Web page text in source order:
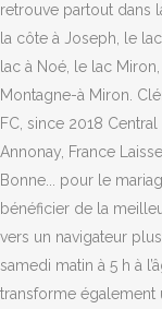
retrouve partout dans
la côte à Joseph, le
lac à Noé, le lac
Montagne-à Miron.
FC, since 2018
Annonay, France
Bonne... pour le
bénéficier de la
vers un navigateur
samedi matin à 5 h à
transforme également